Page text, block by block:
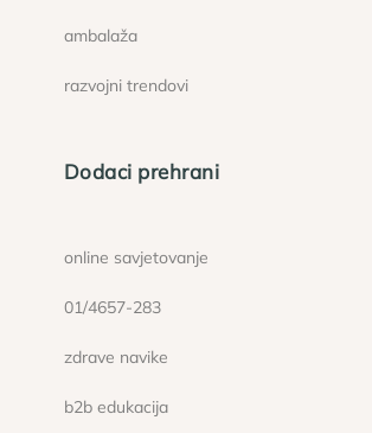
ambalaža
razvojni trendovi
Dodaci prehrani
online savjetovanje
01/4657-283
zdrave navike
b2b edukacija